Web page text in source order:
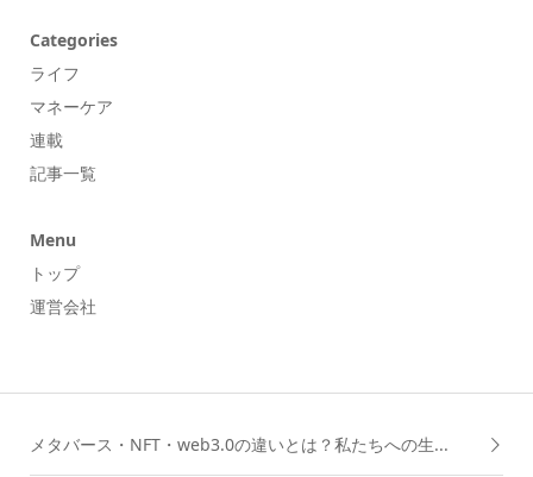
Categories
ライフ
マネーケア
連載
記事一覧
Menu
トップ
運営会社
メタバース・NFT・web3.0の違いとは？私たちへの生...